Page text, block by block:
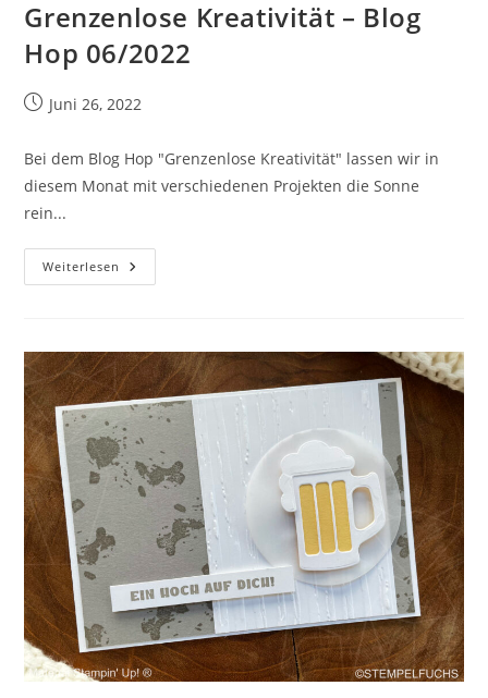
Grenzenlose Kreativität – Blog
Hop 06/2022
BeitragJuni 26, 2022
Bei dem Blog Hop "Grenzenlose Kreativität" lassen wir in
diesem Monat mit verschiedenen Projekten die Sonne
rein...
Weiterlesen Grenzenlose
Kreativität